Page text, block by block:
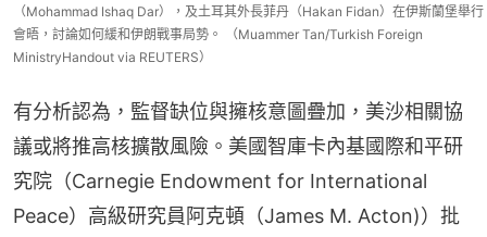
（Mohammad Ishaq Dar），及土耳其外長菲丹（Hakan Fidan）在伊斯蘭堡舉行
會晤，討論如何緩和伊朗戰事局勢。 （Muammer Tan/Turkish Foreign
MinistryHandout via REUTERS）
有分析認為，監督缺位與擁核意圖疊加，美沙相關協
議或將推高核擴散風險。美國智庫卡內基國際和平研
究院（Carnegie Endowment for International
Peace）高級研究員阿克頓（James M. Acton)）批